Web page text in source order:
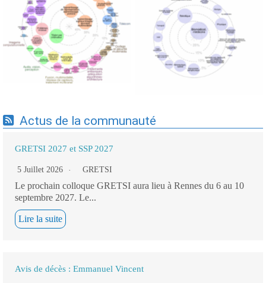
Expertises du GdR -
cartographie par Axes -
19/09/2025
Expertises du GdR -
cartographie par mots-clés
applicatifs - 19/09/2025
Actus de la communauté
GRETSI 2027 et SSP 2027
5 Juillet 2026 GRETSI
Le prochain colloque GRETSI aura lieu à Rennes du 6 au 10
septembre 2027. Le...
Lire la suite
Avis de décès : Emmanuel Vincent